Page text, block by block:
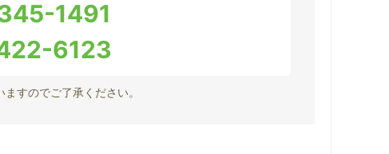
1491
6123
すのでご了承ください。